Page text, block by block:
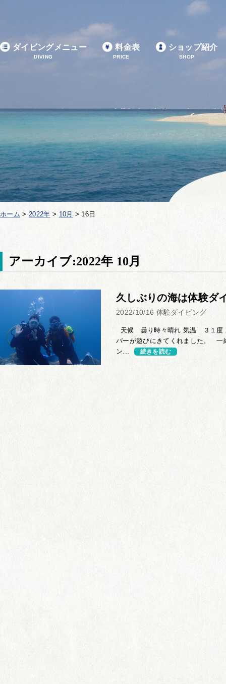
ダイビングメニュー
DIVING
料金表
PRICE
ショップ紹介
SHOP
ホーム > 2022年 > 10月 > 16日
アーカイブ:2022年 10月
久しぶりの海は体験ダ
2022/10/16 体験ダイビング
天候 曇り時々晴れ 気温 ３１
バーが遊びにきてくれました。 一
ン...
続きを読む